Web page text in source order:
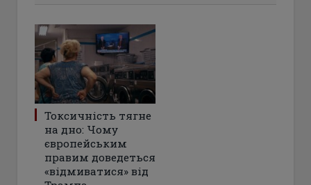
Токсичність тягне
на дно: Чому
європейським
правим доведеться
«відмиватися» від